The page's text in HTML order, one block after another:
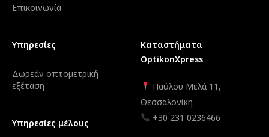
Επικοινωνία
Υπηρεσίες
Δωρεάν οπτομετρική
εξέταση
Υπηρεσίες μέλους
Καταστήματα
OptikonXpress
Παύλου Μελά 11,
Θεσσαλονίκη
+30 231 0236466